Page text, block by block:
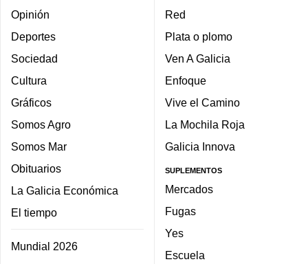
Opinión
Deportes
Sociedad
Cultura
Gráficos
Somos Agro
Somos Mar
Obituarios
La Galicia Económica
El tiempo
Mundial 2026
Red
Plata o plomo
Ven A Galicia
Enfoque
Vive el Camino
La Mochila Roja
Galicia Innova
SUPLEMENTOS
Mercados
Fugas
Yes
Escuela